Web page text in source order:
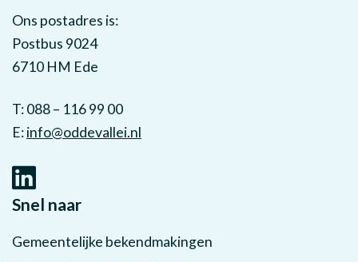
Ons postadres is:
Postbus 9024
6710 HM Ede
T: 088 – 116 99 00
E:info@oddevallei.nl
Snel naar
Gemeentelijke bekendmakingen